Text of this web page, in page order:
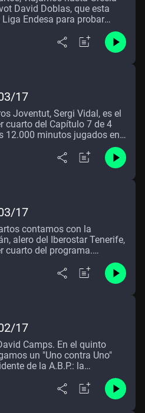
David Doblas, que esta
Endesa para probar
Nos cuenta cómo ha sido su
con un nuevo idioma
desde el primer día) y
se identifiquen
las camisetas de sus
17
Joventut, Sergi Vidal, es el
cuarto del Capítulo 7 de 4
12.000 minutos jugados en
www.ondacero.es/temas/liga
jugamos un “Uno contra
de su equipo y del
17
contamos con la
alero del Iberostar Tenerife,
cuarto del programa.
un "Uno contra Uno"
y analizando las
Tenerife a ser líder en
www.ondacero.es/temas/liga
tras su victoria ante el Real
17
Camps. En el quinto
un "Uno contra Uno"
de la A.B.P.: la
la Copa del Rey o la
de los temas que